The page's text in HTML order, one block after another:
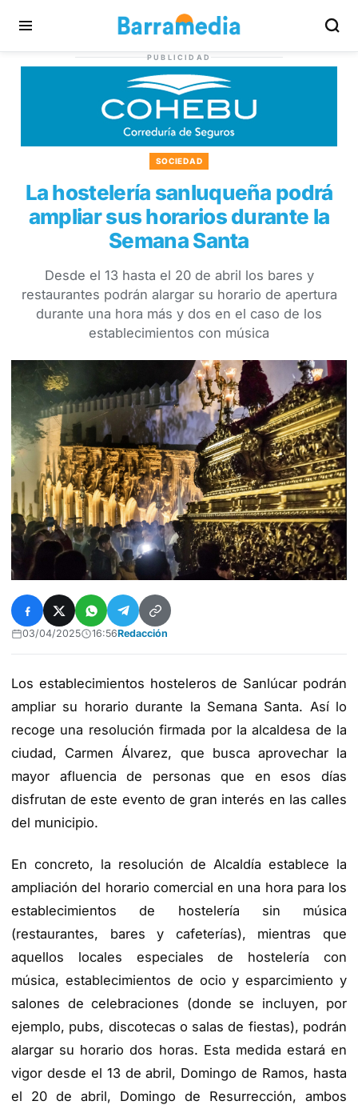
PUBLICIDAD
SOCIEDAD
La hostelería sanluqueña podrá
ampliar sus horarios durante la
Semana Santa
Desde el 13 hasta el 20 de abril los bares y
restaurantes podrán alargar su horario de apertura
durante una hora más y dos en el caso de los
establecimientos con música
03/04/2025 16:56Redacción
Los establecimientos hosteleros de Sanlúcar podrán
ampliar su horario durante la Semana Santa. Así lo
recoge una resolución firmada por la alcaldesa de la
ciudad, Carmen Álvarez, que busca aprovechar la
mayor afluencia de personas que en esos días
disfrutan de este evento de gran interés en las calles
del municipio.
En concreto, la resolución de Alcaldía establece la
ampliación del horario comercial en una hora para los
establecimientos de hostelería sin música
(restaurantes, bares y cafeterías), mientras que
aquellos locales especiales de hostelería con
música, establecimientos de ocio y esparcimiento y
salones de celebraciones (donde se incluyen, por
ejemplo, pubs, discotecas o salas de fiestas), podrán
alargar su horario dos horas. Esta medida estará en
vigor desde el 13 de abril, Domingo de Ramos, hasta
el 20 de abril, Domingo de Resurrección, ambos